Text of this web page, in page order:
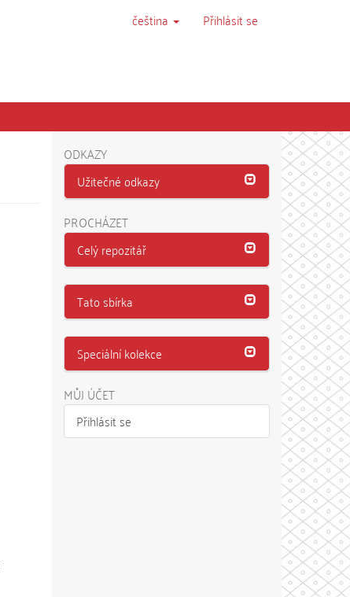
čeština Přihlásit se
ODKAZY
Užitečné odkazy
PROCHÁZET
Celý repozitář
Tato sbírka
Speciální kolekce
MŮJ ÚČET
Přihlásit se